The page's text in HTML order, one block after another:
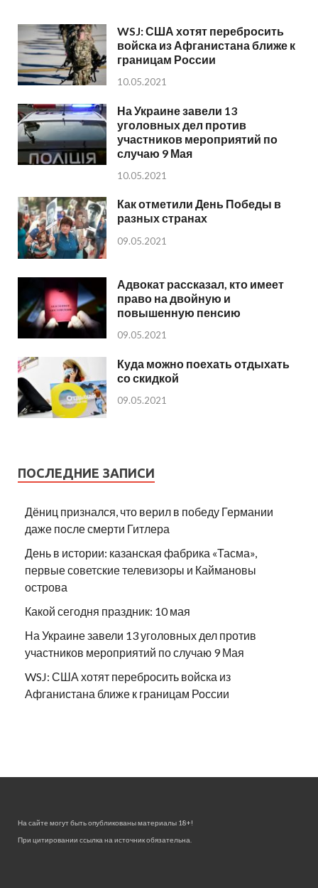
WSJ: США хотят перебросить
войска из Афганистана ближе к
границам России
10.05.2021
На Украине завели 13
уголовных дел против
участников мероприятий по
случаю 9 Мая
10.05.2021
Как отметили День Победы в
разных странах
09.05.2021
Адвокат рассказал, кто имеет
право на двойную и
повышенную пенсию
09.05.2021
Куда можно поехать отдыхать
со скидкой
09.05.2021
ПОСЛЕДНИЕ ЗАПИСИ
Дёниц признался, что верил в победу Германии
даже после смерти Гитлера
День в истории: казанская фабрика «Тасма»,
первые советские телевизоры и Каймановы
острова
Какой сегодня праздник: 10 мая
На Украине завели 13 уголовных дел против
участников мероприятий по случаю 9 Мая
WSJ: США хотят перебросить войска из
Афганистана ближе к границам России
На сайте могут быть опубликованы материалы 18+!
При цитировании ссылка на источник обязательна.